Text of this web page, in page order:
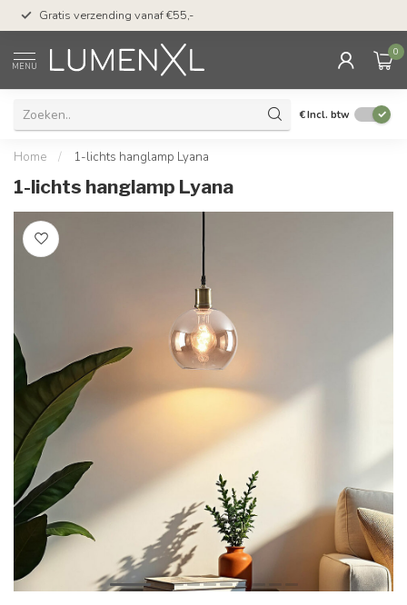
Gratis verzending vanaf €55,-
MENU
0
€Incl. btw
Home / 1-lichts hanglamp Lyana
1-lichts hanglamp Lyana